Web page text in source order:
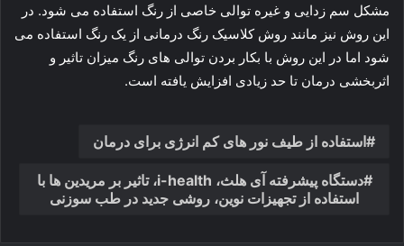
مشکل سم زدایی و غیره توالی خاصی از رنگ استفاده می شود. در
این روش نیز مانند روش کلاسیک رنگ درمانی از یک رنگ استفاده می
شود اما در این روش با بکار بردن توالی های رنگ میزان تاثیر و
اثربخشی درمان تا حد زیادی افزایش یافته است.
استفاده از طیف نور های کم انرژی برای درمان
دستگاه پیشرفته آی هلث، i-health، تاثیر بر مریدین ها با
استفاده از تجهیزات نوین، روشی جدید در طب سوزنی